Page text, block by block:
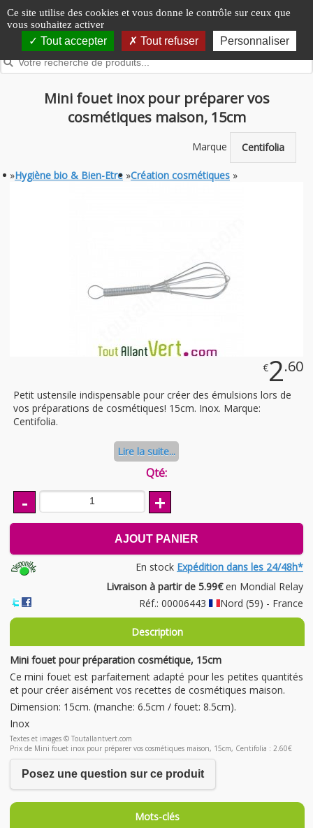
Panneau de gestion des cookies
Ce site utilise des cookies et vous donne le contrôle sur ceux que
vous souhaitez activer
Tout accepter Tout refuser Personnaliser
Mini fouet inox pour préparer vos
cosmétiques maison, 15cm
Marque Centifolia
»Hygiène bio & Bien-Etre »Création cosmétiques »
€2.60
Petit ustensile indispensable pour créer des émulsions lors de
vos préparations de cosmétiques! 15cm. Inox. Marque:
Centifolia.
Lire la suite...
Qté:
- +
AJOUT PANIER
En stock Expédition dans les 24/48h*
Livraison à partir de 5.99€en Mondial Relay
Réf.: 00006443
Nord (59) - France
Description
Mini fouet pour préparation cosmétique, 15cm
Ce mini fouet est parfaitement adapté pour les petites quantités
et pour créer aisément vos recettes de cosmétiques maison.
Dimension: 15cm. (manche: 6.5cm / fouet: 8.5cm).
Inox
Textes et images © Toutallantvert.com
Prix de Mini fouet inox pour préparer vos cosmétiques maison, 15cm, Centifolia : 2.60€
Posez une question sur ce produit
Mots-clés